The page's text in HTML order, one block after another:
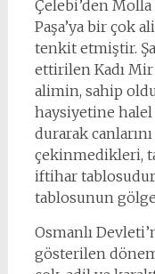
Çelebi’den Molla
Paşa’ya bir çok
tenkit etmiştir.
ettirilen Kadı
alimin, sahip
haysiyetine
durarak
çekinmedikleri,
iftihar
tablosunun
Osmanlı
gösterilen